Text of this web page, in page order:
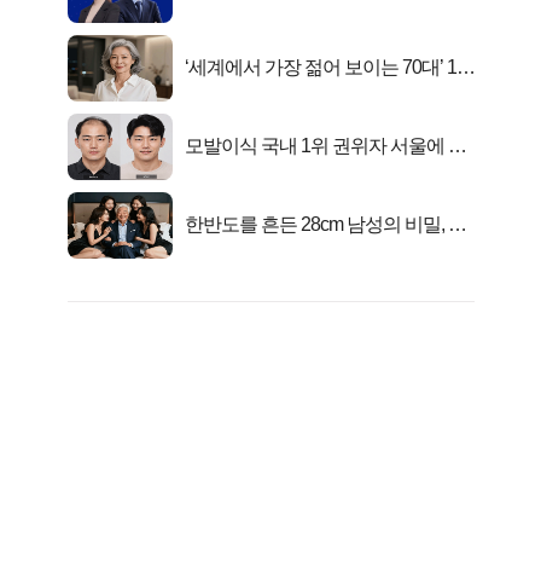
‘세계에서 가장 젊어 보이는 70대’ 1위
모발이식 국내 1위 권위자 서울에 있
한반도를 흔든 28cm 남성의 비밀, 매